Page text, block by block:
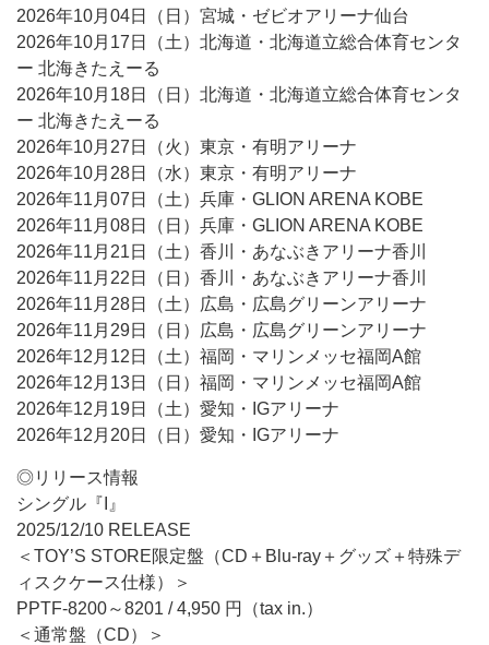
2026年10月04日（日）宮城・ゼビオアリーナ仙台
2026年10月17日（土）北海道・北海道立総合体育センタ
ー 北海きたえーる
2026年10月18日（日）北海道・北海道立総合体育センタ
ー 北海きたえーる
2026年10月27日（火）東京・有明アリーナ
2026年10月28日（水）東京・有明アリーナ
2026年11月07日（土）兵庫・GLION ARENA KOBE
2026年11月08日（日）兵庫・GLION ARENA KOBE
2026年11月21日（土）香川・あなぶきアリーナ香川
2026年11月22日（日）香川・あなぶきアリーナ香川
2026年11月28日（土）広島・広島グリーンアリーナ
2026年11月29日（日）広島・広島グリーンアリーナ
2026年12月12日（土）福岡・マリンメッセ福岡A館
2026年12月13日（日）福岡・マリンメッセ福岡A館
2026年12月19日（土）愛知・IGアリーナ
2026年12月20日（日）愛知・IGアリーナ
◎リリース情報
シングル『I』
2025/12/10 RELEASE
＜TOY’S STORE限定盤（CD＋Blu-ray＋グッズ＋特殊デ
ィスクケース仕様）＞
PPTF-8200～8201 / 4,950 円（tax in.）
＜通常盤（CD）＞